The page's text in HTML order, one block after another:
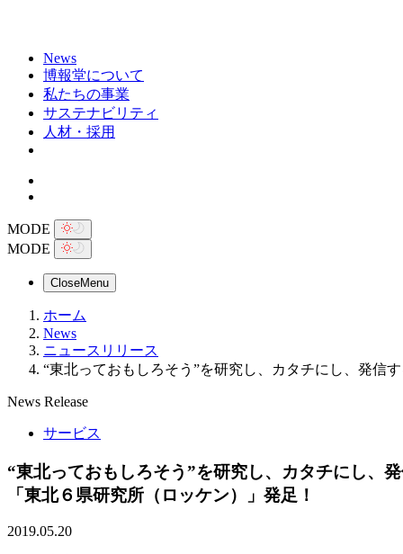
News
博報堂について
私たちの事業
サステナビリティ
人材・採用
MODE
MODE
CloseMenu
ホーム
News
ニュースリリース
“東北っておもしろそう”を研究し、カタチにし、発信
News Release
サービス
“東北っておもしろそう”を研究し、カタチにし、
「東北６県研究所（ロッケン）」発足！
2019.05.20